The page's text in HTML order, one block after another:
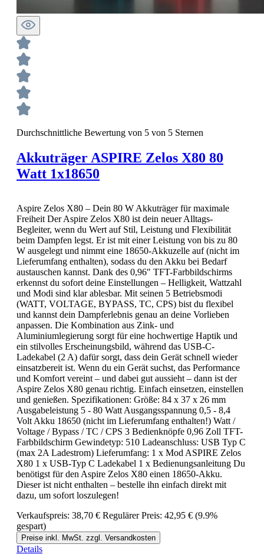
Durchschnittliche Bewertung von 5 von 5 Sternen
Akkuträger ASPIRE Zelos X80 80
Watt 1x18650
Aspire Zelos X80 – Dein 80 W Akkuträger für maximale
Freiheit Der Aspire Zelos X80 ist dein neuer Alltags-
Begleiter, wenn du Wert auf Stil, Leistung und Flexibilität
beim Dampfen legst. Er ist mit einer Leistung von bis zu 80
W ausgelegt und nimmt eine 18650-Akkuzelle auf (nicht im
Lieferumfang enthalten), sodass du den Akku bei Bedarf
austauschen kannst. Dank des 0,96″ TFT-Farbbildschirms
erkennst du sofort deine Einstellungen – Helligkeit, Wattzahl
und Modi sind klar ablesbar. Mit seinen 5 Betriebsmodi
(WATT, VOLTAGE, BYPASS, TC, CPS) bist du flexibel
und kannst dein Dampferlebnis genau an deine Vorlieben
anpassen. Die Kombination aus Zink- und
Aluminiumlegierung sorgt für eine hochwertige Haptik und
ein stilvolles Erscheinungsbild, während das USB-C-
Ladekabel (2 A) dafür sorgt, dass dein Gerät schnell wieder
einsatzbereit ist. Wenn du ein Gerät suchst, das Performance
und Komfort vereint – und dabei gut aussieht – dann ist der
Aspire Zelos X80 genau richtig. Einfach einsetzen, einstellen
und genießen. Spezifikationen: Größe: 84 x 37 x 26 mm
Ausgabeleistung 5 - 80 Watt Ausgangsspannung 0,5 - 8,4
Volt Akku 18650 (nicht im Lieferumfang enthalten!) Watt /
Voltage / Bypass / TC / CPS 3 Bedienknöpfe 0,96 Zoll TFT-
Farbbildschirm Gewindetyp: 510 Ladeanschluss: USB Typ C
(max 2A Ladestrom) Lieferumfang: 1 x Mod ASPIRE Zelos
X80 1 x USB-Typ C Ladekabel 1 x Bedienungsanleitung Du
benötigst für den Aspire Zelos X80 einen 18650-Akku.
Dieser ist nicht enthalten – bestelle ihn einfach direkt mit
dazu, um sofort loszulegen!
Verkaufspreis: 38,70 € Regulärer Preis: 42,95 € (9.9%
gespart)
Preise inkl. MwSt. zzgl. Versandkosten
Details